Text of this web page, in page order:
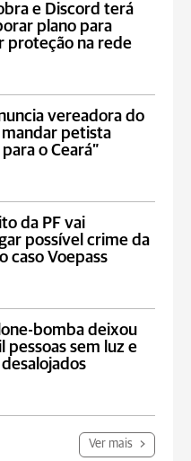
e Discord terá
plano para
proteção na rede
vereadora do
mandar petista
o Ceará”
da PF vai
possível crime da
caso Voepass
bomba deixou
pessoas sem luz e
Ver mais